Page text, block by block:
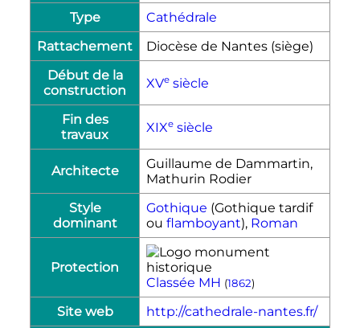
Type
Cathédrale
Rattachement
Diocèse de Nantes (siège)
Début de la
construction
XVe siècle
Fin des
travaux
XIXe siècle
Architecte
Guillaume de Dammartin,
Mathurin Rodier
Style
dominant
Gothique (Gothique tardif
ou flamboyant), Roman
Protection
Classée MH (1862)
Site web
http://cathedrale-nantes.fr/